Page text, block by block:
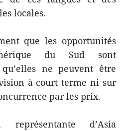
locales.
que les opportunités
du Sud sont
ne peuvent être
à court terme ni sur
par les prix.
d’Asia